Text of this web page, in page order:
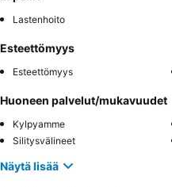
Lastenhoito
Esteettömyys
Esteettömyys
Huoneen palvelut/mukavuudet
Kylpyamme
Silitysvälineet
Näytä lisää